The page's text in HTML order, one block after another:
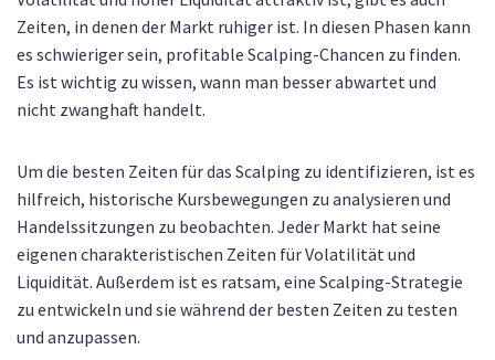
Zeiten, in denen der Markt ruhiger ist. In diesen Phasen kann
es schwieriger sein, profitable Scalping-Chancen zu finden.
Es ist wichtig zu wissen, wann man besser abwartet und
nicht zwanghaft handelt.
Um die besten Zeiten für das Scalping zu identifizieren, ist es
hilfreich, historische Kursbewegungen zu analysieren und
Handelssitzungen zu beobachten. Jeder Markt hat seine
eigenen charakteristischen Zeiten für Volatilität und
Liquidität. Außerdem ist es ratsam, eine Scalping-Strategie
zu entwickeln und sie während der besten Zeiten zu testen
und anzupassen.